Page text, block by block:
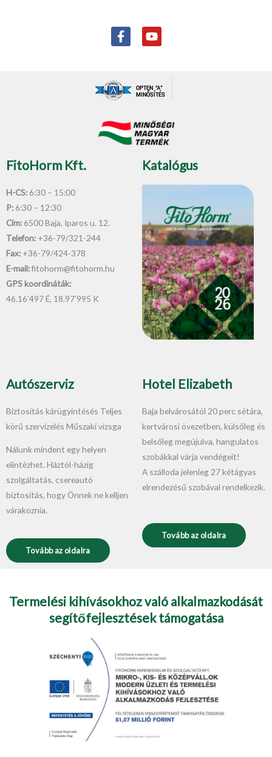
F
a
b
o
-
f
Y
o
u
b
FitoHorm Kft.
H-CS: 6:30 – 15:00
P: 6:30 – 12:30
Cím: 6500 Baja, Iparos u. 12.
Telefon: +36-79/321-244
Fax: +36-79/424-378
E-mail:fitohorm@fitohorm.hu
GPS koordináták:
46.16’497 É, 18.97’995 K
Katalógus
Autószerviz
Biztosítás kárügyintésés Teljes
körű szervizelés Műszaki vizsga
Nálunk mindent egy helyen
elintézhet. Háztól-házig
szolgáltatás, csereautó
biztosítás, hogy Önnek ne kelljen
várakoznia.
Tovább az oldalra
Hotel Elizabeth
Baja belvárosától 20 perc sétára,
kertvárosi övezetben, külsőleg és
belsőleg megújulva, hangulatos
szobákkal várja vendégeit!
A szálloda jelenleg 27 kétágyas
elrendezésű szobával rendelkezik.
Tovább az oldalra
Termelési kihívásokhoz való alkalmazkodását
segítőfejlesztések támogatása